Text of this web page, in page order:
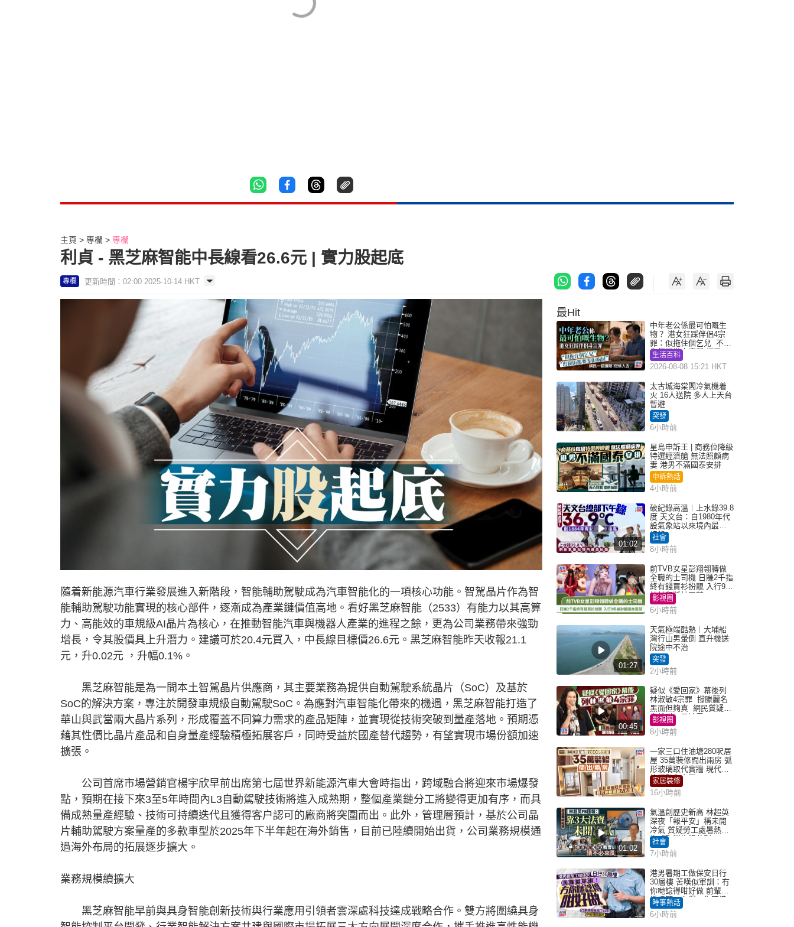
主頁 專欄 專欄
利貞 - 黑芝麻智能中長線看26.6元 | 實力股起底
專欄 更新時間：02:00 2025-10-14 HKT
隨着新能源汽車行業發展進入新階段，智能輔助駕駛成為汽車智能化的一項核心功能。智駕晶片作為智
能輔助駕駛功能實現的核心部件，逐漸成為產業鏈價值高地。看好黑芝麻智能（2533）有能力以其高算
力、高能效的車規級AI晶片為核心，在推動智能汽車與機器人產業的進程之餘，更為公司業務帶來強勁
增長，令其股價具上升潛力。建議可於20.4元買入，中長線目標價26.6元。黑芝麻智能昨天收報21.1
元，升0.02元 ，升幅0.1%。
黑芝麻智能是為一間本土智駕晶片供應商，其主要業務為提供自動駕駛系統晶片（SoC）及基於
SoC的解決方案，專注於開發車規級自動駕駛SoC。為應對汽車智能化帶來的機遇，黑芝麻智能打造了
華山與武當兩大晶片系列，形成覆蓋不同算力需求的產品矩陣，並實現從技術突破到量產落地。預期憑
藉其性價比晶片產品和自身量產經驗積極拓展客戶，同時受益於國產替代趨勢，有望實現市場份額加速
擴張。
公司首席市場營銷官楊宇欣早前出席第七屆世界新能源汽車大會時指出，跨域融合將迎來市場爆發
點，預期在接下來3至5年時間內L3自動駕駛技術將進入成熟期，整個產業鏈分工將變得更加有序，而具
備成熟量產經驗、技術可持續迭代且獲得客户認可的廠商將突圍而出。此外，管理層預計，基於公司晶
片輔助駕駛方案量產的多款車型於2025年下半年起在海外銷售，目前已陸續開始出貨，公司業務規模通
過海外布局的拓展逐步擴大。
業務規模續擴大
黑芝麻智能早前與具身智能創新技術與行業應用引領者雲深處科技達成戰略合作。雙方將圍繞具身
最Hit
中年老公係最可怕嘅生
物？ 港女狂踩伴侶4宗
罪：似拖住個乞兒 不解
為何經常去廁所 網民一
語道破
生活百科
2026-08-08 15:21 HKT
太古城海棠閣冷氣機着
火 16人送院 多人上天台
暫避
突發
6小時前
星島申訴王 | 商務位降級
特選經濟艙 無法照顧病
妻 港男不滿國泰安排
申訴熱話
4小時前
01:02
破紀錄高溫︱上水錄39.8
度 天文台：自1980年代
設氣象站以來境內最高
紀錄
社會
8小時前
前TVB女星彭翔翎轉做
全職的士司機 日賺2千指
終有錢買衫扮靚 入行9年
被封翻版林夏薇
影視圈
6小時前
01:27
天氣極端酷熱︱大埔船
灣行山男暈倒 直升機送
院途中不治
突發
2小時前
00:45
疑似《愛回家》幕後列
林淑敏4宗罪 撐滕麗名
黑面但夠真 網民質疑：
真係咁一早被雪
影視圈
8小時前
一家三口住油塘280呎居
屋 35萬裝修間出兩房 弧
形玻璃取代實牆 現代神
枱櫃融入玄關
家居裝修
16小時前
01:02
氣溫創歷史新高 林超英
深夜「報平安」稱未開
冷氣 質疑勞工處暑熱警
告「取消也沒分別」
社會
7小時前
港男暑期工做保安日行
30層樓 苦嘆似軍訓：冇
你哋諗得咁好做 前輩傳
授搵筍工心得：你唔識
揀盤啫｜Juicy叮
時事熱話
6小時前